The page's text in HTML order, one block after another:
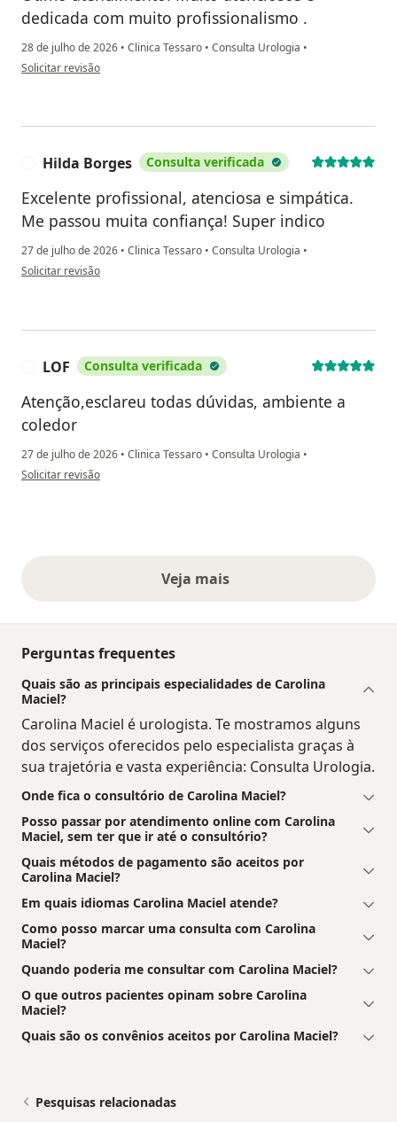
dedicada com muito profissionalismo .
28 de julho de 2026 • Clinica Tessaro • Consulta Urologia •
na opinião do utilizador Fátima Soares Costa
Solicitar revisão
Hilda Borges Consulta verificada
Excelente profissional, atenciosa e simpática.
Me passou muita confiança! Super indico
27 de julho de 2026 • Clinica Tessaro • Consulta Urologia •
na opinião do utilizador Hilda Borges
Solicitar revisão
LOF Consulta verificada
Atenção,esclareu todas dúvidas, ambiente a
coledor
27 de julho de 2026 • Clinica Tessaro • Consulta Urologia •
na opinião do utilizador LOF
Solicitar revisão
Veja maisopiniões acima
Perguntas frequentes
Quais são as principais especialidades de Carolina
Maciel?
Carolina Maciel é urologista. Te mostramos alguns
dos serviços oferecidos pelo especialista graças à
sua trajetória e vasta experiência: Consulta Urologia.
Onde fica o consultório de Carolina Maciel?
Posso passar por atendimento online com Carolina
Maciel, sem ter que ir até o consultório?
Quais métodos de pagamento são aceitos por
Carolina Maciel?
Em quais idiomas Carolina Maciel atende?
Como posso marcar uma consulta com Carolina
Maciel?
Quando poderia me consultar com Carolina Maciel?
O que outros pacientes opinam sobre Carolina
Maciel?
Quais são os convênios aceitos por Carolina Maciel?
Pesquisas relacionadas